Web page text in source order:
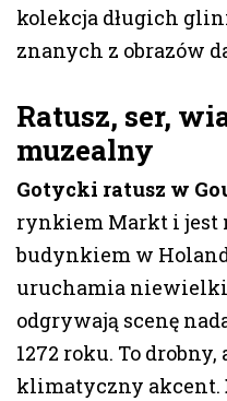
kolekcja długich
znanych z obrazów
Ratusz, ser,
muzealny
Gotycki ratusz w
rynkiem Markt i jest
budynkiem w
uruchamia
odgrywają scenę
1272 roku. To
klimatyczny akcent.